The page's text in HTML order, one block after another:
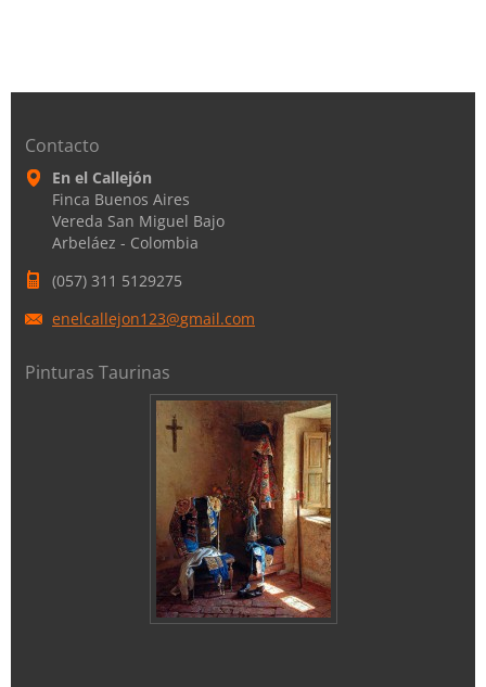
Contacto
En el Callejón
Finca Buenos Aires
Vereda San Miguel Bajo
Arbeláez - Colombia
(057) 311 5129275
enelcallejon123@gmail.com
Pinturas Taurinas